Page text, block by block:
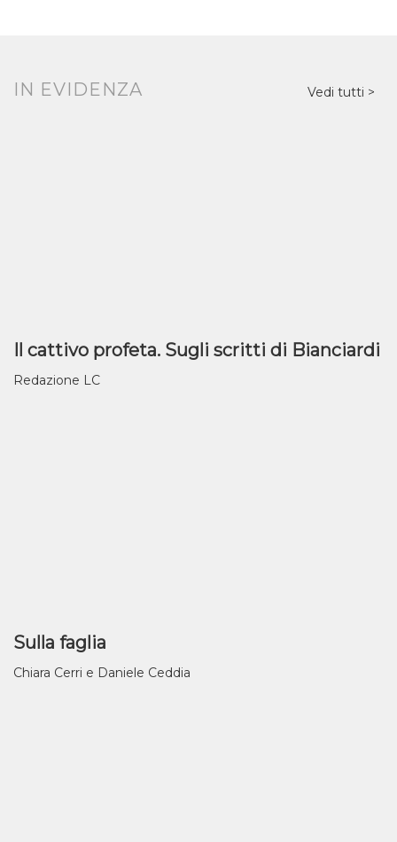
IN EVIDENZA Vedi tutti
Il cattivo profeta. Sugli scritti di Bianciardi
Redazione LC
Sulla faglia
Chiara Cerri e Daniele Ceddia